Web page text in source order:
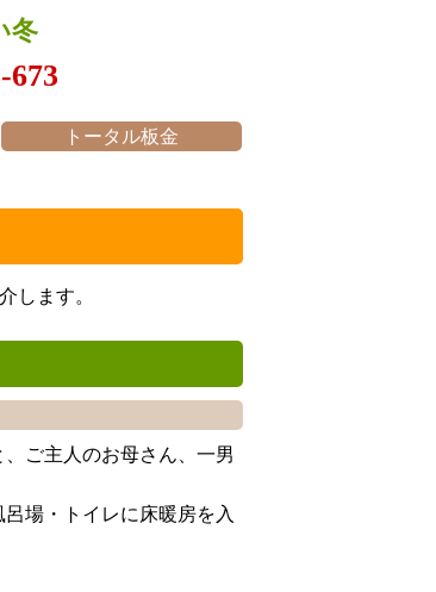
冬
673
トータル板金
します。
ご主人のお母さん、一男
場・トイレに床暖房を入